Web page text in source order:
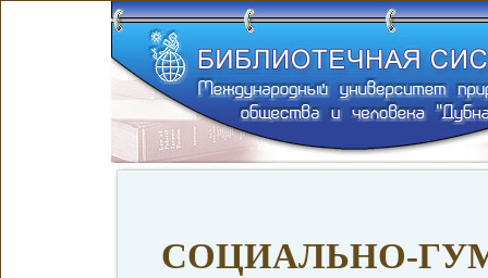
СОЦИАЛЬНО-